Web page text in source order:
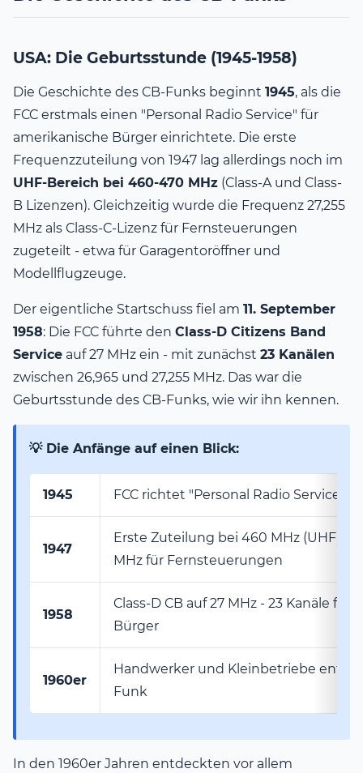
USA: Die Geburtsstunde (1945-1958)
Die Geschichte des CB-Funks beginnt 1945, als die
FCC erstmals einen "Personal Radio Service" für
amerikanische Bürger einrichtete. Die erste
Frequenzzuteilung von 1947 lag allerdings noch im
UHF-Bereich bei 460-470 MHz (Class-A und Class-
B Lizenzen). Gleichzeitig wurde die Frequenz 27,255
MHz als Class-C-Lizenz für Fernsteuerungen
zugeteilt - etwa für Garagentoröffner und
Modellflugzeuge.
Der eigentliche Startschuss fiel am 11. September
1958: Die FCC führte den Class-D Citizens Band
Service auf 27 MHz ein - mit zunächst 23 Kanälen
zwischen 26,965 und 27,255 MHz. Das war die
Geburtsstunde des CB-Funks, wie wir ihn kennen.
💡 Die Anfänge auf einen Blick:
1945 FCC richtet "Personal Radio Service"
1947
Erste Zuteilung bei 460 MHz (UHF) +
MHz für Fernsteuerungen
1958
Class-D CB auf 27 MHz - 23 Kanäle für
Bürger
1960er
Handwerker und Kleinbetriebe
Funk
In den 1960er Jahren entdeckten vor allem